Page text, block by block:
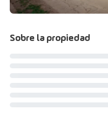
Sobre la propiedad